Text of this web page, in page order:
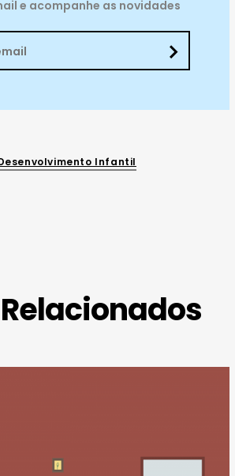
e acompanhe as novidades
Infantil